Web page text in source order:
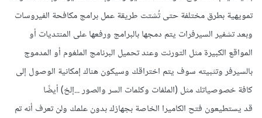
تمويهية بطرق مختلفة حتى تُشتت طريقة عمل برامج مكافحة الفيروسات
وبعد تشفير السيرفرات يتم دمجها بالبرامج ورفعها على المنتديات أو
المواقع الكبيرة مثل التورنت وعند تحميل البرنامج الملغوم أو المدموج
بالسيرفر وتثبيته سوف يتم اختراقك وسيكون هناك إمكانية الوصول إلى
كافة خصوصياتك مثل (الملفات وكلمات السر والصور ...إلخ) أيضًا
قد يستطيعون فتح الكاميرا الخاصة بجهازك بدون علمك ولن تعرف أنه تم